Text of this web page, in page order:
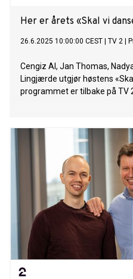
Her er årets «Skal vi
26.6.2025 10:00:00 CEST TV 2
Cengiz Al, Jan Thomas,
Lingjærde utgjør høstens
programmet er tilbake på TV